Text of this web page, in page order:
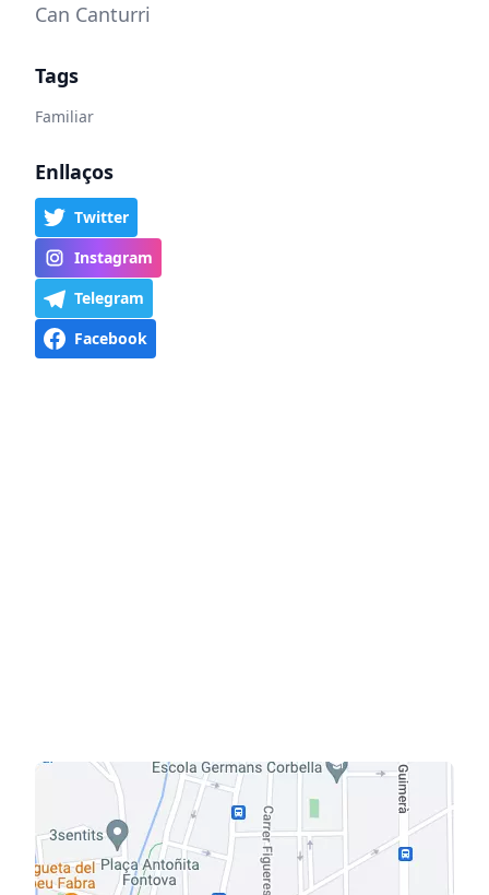
Can Canturri
Tags
Familiar
Enllaços
Twitter
Instagram
Telegram
Facebook